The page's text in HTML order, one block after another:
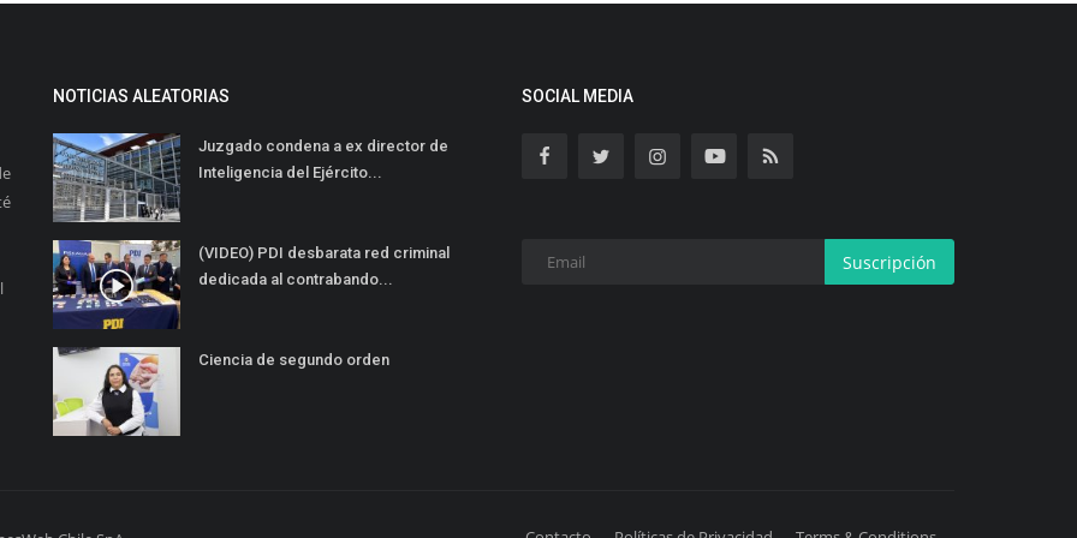
NOTICIAS ALEATORIAS
Juzgado condena a ex director de
Inteligencia del Ejército...
(VIDEO) PDI desbarata red criminal
dedicada al contrabando...
Ciencia de segundo orden
SOCIAL MEDIA
Suscripción